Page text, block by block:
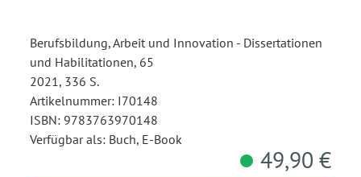
Berufsbildung, Arbeit und Innovation - Dissertationen
und Habilitationen, 65
2021, 336 S.
Artikelnummer: I70148
ISBN: 9783763970148
Verfügbar als: Buch, E-Book
49,90 €